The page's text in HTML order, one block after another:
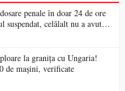
penale în doar 24 de ore
suspendat, celălalt nu a avut
la granița cu Ungaria!
de mașini, verificate